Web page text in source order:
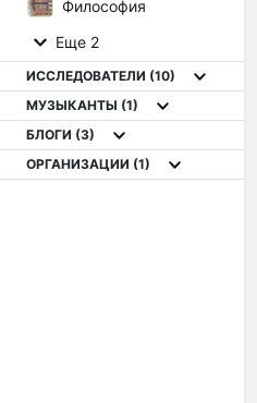
Философия
Еще 2
ИССЛЕДОВАТЕЛИ (10)
МУЗЫКАНТЫ (1)
БЛОГИ (3)
ОРГАНИЗАЦИИ (1)